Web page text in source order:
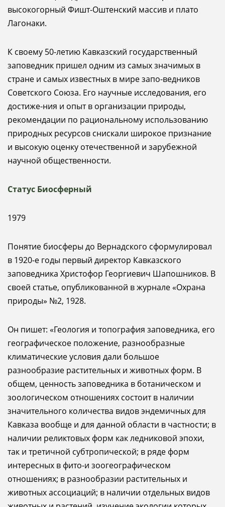
высокогорный Фишт-Оштенский массив и плато
Лагонаки.
К своему 50-летию Кавказский государственный
заповедник пришел одним из самых значимых в
стране и самых известных в мире запо-ведников
Советского Союза. Его научные исследования, его
достиже-ния и опыт в организации природы,
рекомендации по рациональному использованию
природных ресурсов снискали широкое признание
и высокую оценку отечественной и зарубежной
научной общественности.
Статус Биосферный
1979
Понятие биосферы до Вернадского сформулировал
в 1920-е годы первый директор Кавказского
заповедника Христофор Георгиевич Шапошников. В
своей статье, опубликованной в журнале «Охрана
природы» №2, 1928.
Он пишет: «Геология и топография заповедника, его
географическое положение, разнообразные
климатические условия дали большое
разнообразие растительных и животных форм. В
общем, ценность заповедника в ботаническом и
зоологическом отношениях состоит в наличии
значительного количества видов эндемичных для
Кавказа вообще и для данной области в частности; в
наличии реликтовых форм как ледниковой эпохи,
так и третичной субтропической; в ряде форм
интересных в фито-и зоогеографическом
отношениях; в разнообразии растительных и
животных ассоциаций; в наличии отдельных видов